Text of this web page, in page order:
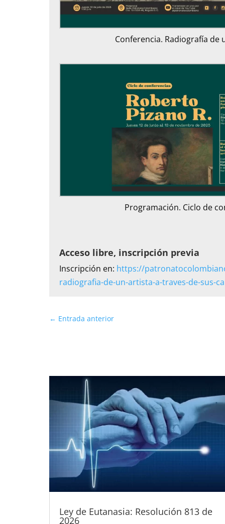
Conferencia. Radiografía de
Programación. Ciclo de
Acceso libre, inscripción previa
Inscripción en: https://
radiografia-de-un-artista-a-traves-de-sus-
← Entrada anterior
Ley de Eutanasia: Resolución 813 de
2026